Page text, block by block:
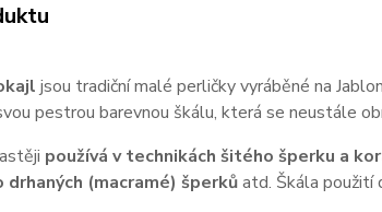
jsou tradiční malé perličky vyráběné na
pestrou barevnou škálu, která se neustále
používá v technikách šitého šperku a
drhaných (macramé) šperkůatd. Škála použití